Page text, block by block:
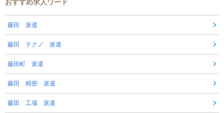
おすすめ求人ワード
藤田 派遣
藤田 テクノ 派遣
藤田町 派遣
藤田 精密 派遣
藤田 工場 派遣